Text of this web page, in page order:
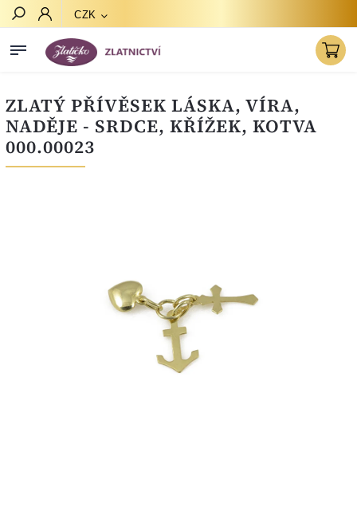
CZK
ZLATÝ PŘÍVĚSEK LÁSKA, VÍRA,
NADĚJE - SRDCE, KŘÍŽEK, KOTVA
000.00023